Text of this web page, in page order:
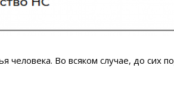
человека. Во всяком случае, до сих